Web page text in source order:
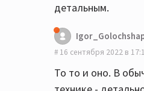
детальным.
16 сентября 2022 в
То то и оно. В